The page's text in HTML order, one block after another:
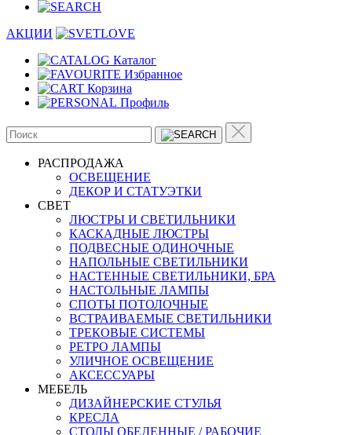
АКЦИИ
Каталог
Избранное
Корзина
Профиль
РАСПРОДАЖА
ОСВЕЩЕНИЕ
ДЕКОР И СТАТУЭТКИ
CВЕТ
ЛЮСТРЫ И СВЕТИЛЬНИКИ
КАСКАДНЫЕ ЛЮСТРЫ
ПОДВЕСНЫЕ ОДИНОЧНЫЕ
НАПОЛЬНЫЕ СВЕТИЛЬНИКИ
НАСТЕННЫЕ СВЕТИЛЬНИКИ, БРА
НАСТОЛЬНЫЕ ЛАМПЫ
СПОТЫ ПОТОЛОЧНЫЕ
ВСТРАИВАЕМЫЕ СВЕТИЛЬНИКИ
ТРЕКОВЫЕ СИСТЕМЫ
РЕТРО ЛАМПЫ
УЛИЧНОЕ ОСВЕЩЕНИЕ
АКСЕССУАРЫ
МЕБЕЛЬ
ДИЗАЙНЕРСКИЕ СТУЛЬЯ
КРЕСЛА
СТОЛЫ ОБЕДЕННЫЕ / РАБОЧИЕ